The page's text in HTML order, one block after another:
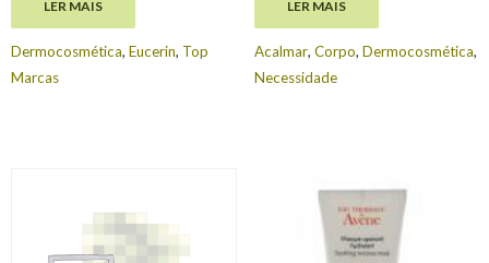
18.87LER MAIS
Dermocosmética, Eucerin, Top
Marcas
20.95LER MAIS
Acalmar, Corpo, Dermocosmética,
Necessidade